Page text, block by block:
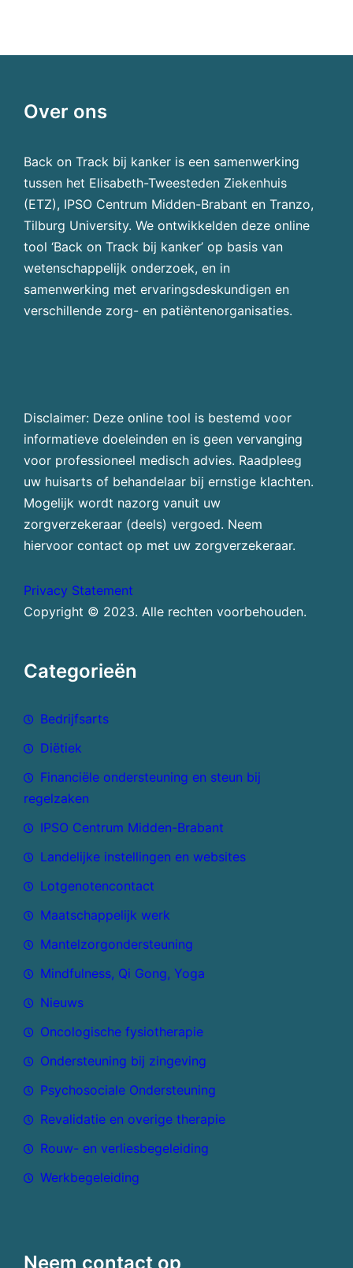
Over ons
Back on Track bij kanker is een samenwerking
tussen het Elisabeth-Tweesteden Ziekenhuis
(ETZ), IPSO Centrum Midden-Brabant en Tranzo,
Tilburg University. We ontwikkelden deze online
tool ‘Back on Track bij kanker’ op basis van
wetenschappelijk onderzoek, en in
samenwerking met ervaringsdeskundigen en
verschillende zorg- en patiëntenorganisaties.
Disclaimer: Deze online tool is bestemd voor
informatieve doeleinden en is geen vervanging
voor professioneel medisch advies. Raadpleeg
uw huisarts of behandelaar bij ernstige klachten.
Mogelijk wordt nazorg vanuit uw
zorgverzekeraar (deels) vergoed. Neem
hiervoor contact op met uw zorgverzekeraar.
Privacy Statement
Copyright © 2023. Alle rechten voorbehouden.
Categorieën
Bedrijfsarts
Diëtiek
Financiële ondersteuning en steun bij
regelzaken
IPSO Centrum Midden-Brabant
Landelijke instellingen en websites
Lotgenotencontact
Maatschappelijk werk
Mantelzorgondersteuning
Mindfulness, Qi Gong, Yoga
Nieuws
Oncologische fysiotherapie
Ondersteuning bij zingeving
Psychosociale Ondersteuning
Revalidatie en overige therapie
Rouw- en verliesbegeleiding
Werkbegeleiding
Neem contact op